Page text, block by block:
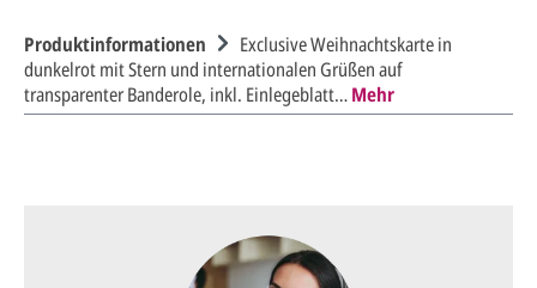
Produktinformationen
Exclusive Weihnachtskarte in
dunkelrot mit Stern und internationalen Grüßen auf
transparenter Banderole, inkl. Einlegeblatt…Mehr